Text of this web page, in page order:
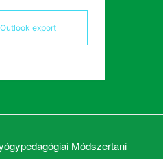
export
Módszertani